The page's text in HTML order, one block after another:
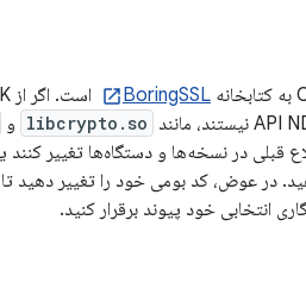
BoringSSL
libcrypto.so و
در نسخه‌ها و دستگاه‌ها تغییر کنند
انتخابی خود پیوند برقرار کنید.